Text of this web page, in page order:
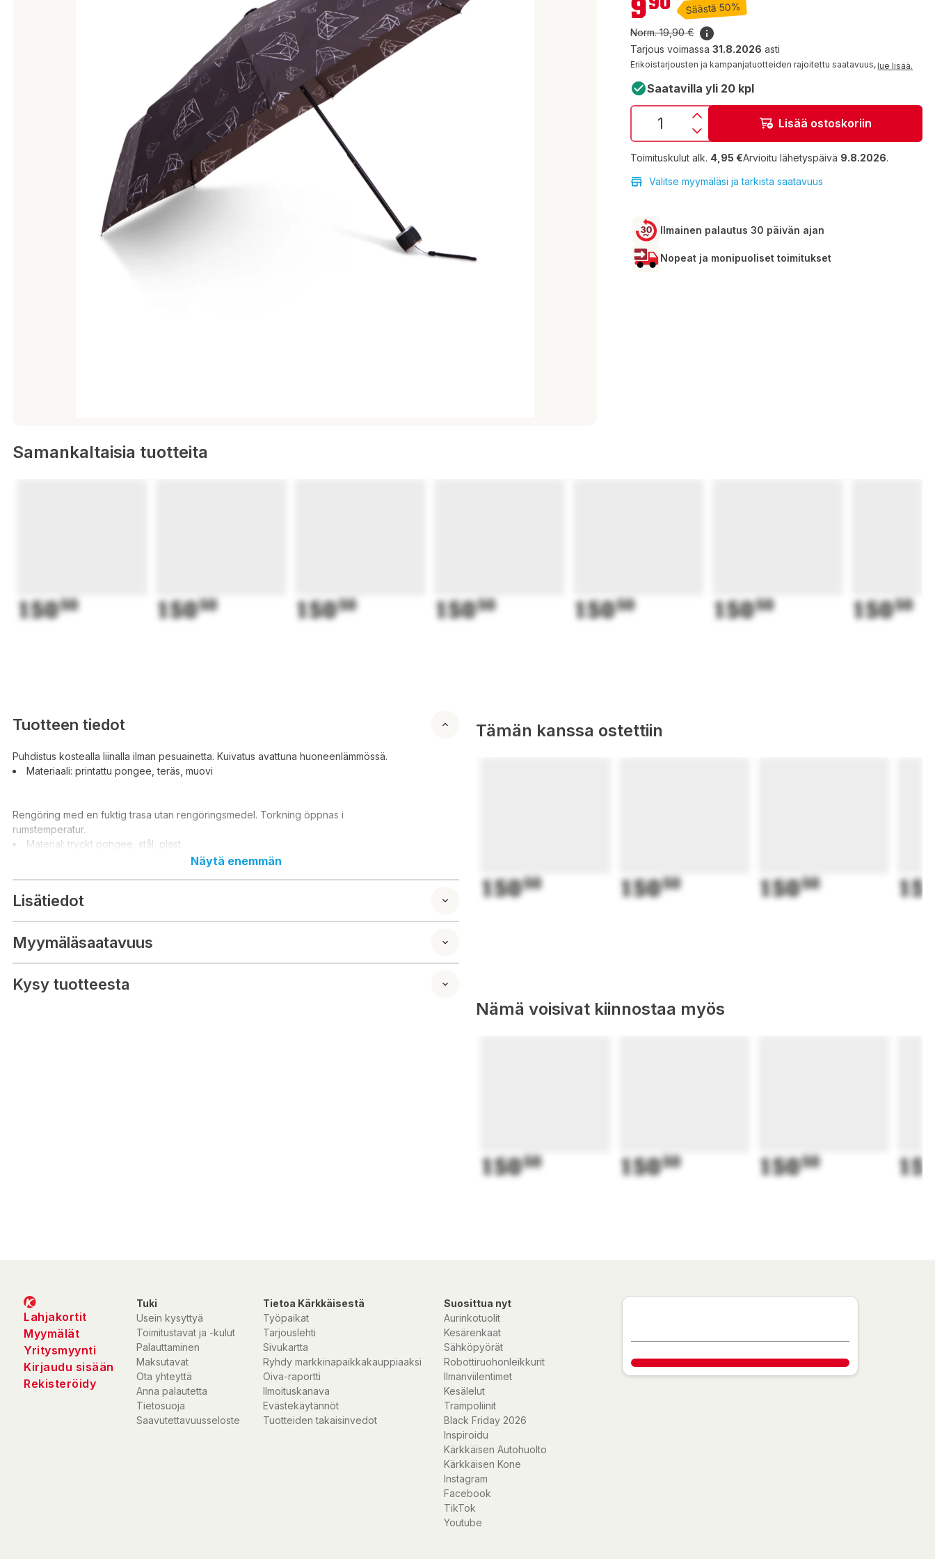
9 Säästä 50%
Norm.19,90 €
Tarjous voimassa 31.8.2026 asti
Erikoistarjousten ja kampanjatuotteiden rajoitettu saatavuus,lue lisää.
Saatavilla yli 20 kpl
Lisää ostoskoriin
Toimituskulut alk. 4,95 €Arvioitu lähetyspäivä 9.8.2026.
Valitse myymäläsi ja tarkista saatavuus
Ilmainen palautus 30 päivän ajan
Nopeat ja monipuoliset toimitukset
Samankaltaisia tuotteita
15050 15050 15050 15050 15050 15050 15050
Tuotteen tiedot
Puhdistus kostealla liinalla ilman pesuainetta. Kuivatus avattuna huoneenlämmössä.
Materiaali: printattu pongee, teräs, muovi
Rengöring med en fuktig trasa utan rengöringsmedel. Torkning öppnas i
rumstemperatur.
Material: tryckt pongee, stål, plast
Näytä enemmän
Lisätiedot
Myymäläsaatavuus
Kysy tuotteesta
Tämän kanssa ostettiin
15050 15050 15050
Nämä voisivat kiinnostaa myös
15050 15050 15050
Lahjakortit
Myymälät
Yritysmyynti
Kirjaudu sisään
Rekisteröidy
Tuki
Usein kysyttyä
Toimitustavat ja -kulut
Palauttaminen
Maksutavat
Ota yhteyttä
Anna palautetta
Tietosuoja
Saavutettavuusseloste
Tietoa Kärkkäisestä
Työpaikat
Tarjouslehti
Sivukartta
Ryhdy markkinapaikkakauppiaaksi
Oiva-raportti
Ilmoituskanava
Evästekäytännöt
Tuotteiden takaisinvedot
Suosittua nyt
Aurinkotuolit
Kesärenkaat
Sähköpyörät
Robottiruohonleikkurit
Ilmanviilentimet
Kesälelut
Trampoliinit
Black Friday 2026
Inspiroidu
Kärkkäisen Autohuolto
Kärkkäisen Kone
Instagram
Facebook
TikTok
Youtube